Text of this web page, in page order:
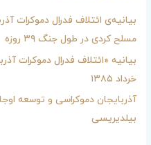
ر
ی
:
بیانیه‌ی ائتلاف فدرال دموکرات
مسلح کردی در طول جنگ ۳۹ روزه
بیانیه «ائتلاف فدرال دموکرات
خرداد ۱۳۸۵
آذربایجان دموکراسی و توسعه
بیلدیریسی